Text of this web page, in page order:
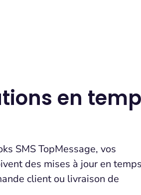
en
SMS TopMessage, vos
des mises à jour en
client ou livraison de